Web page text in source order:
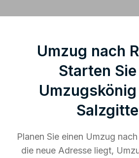
Umzug nach
Starten
Umzugskönig
Planen Sie einen Umzug
die neue Adresse liegt,